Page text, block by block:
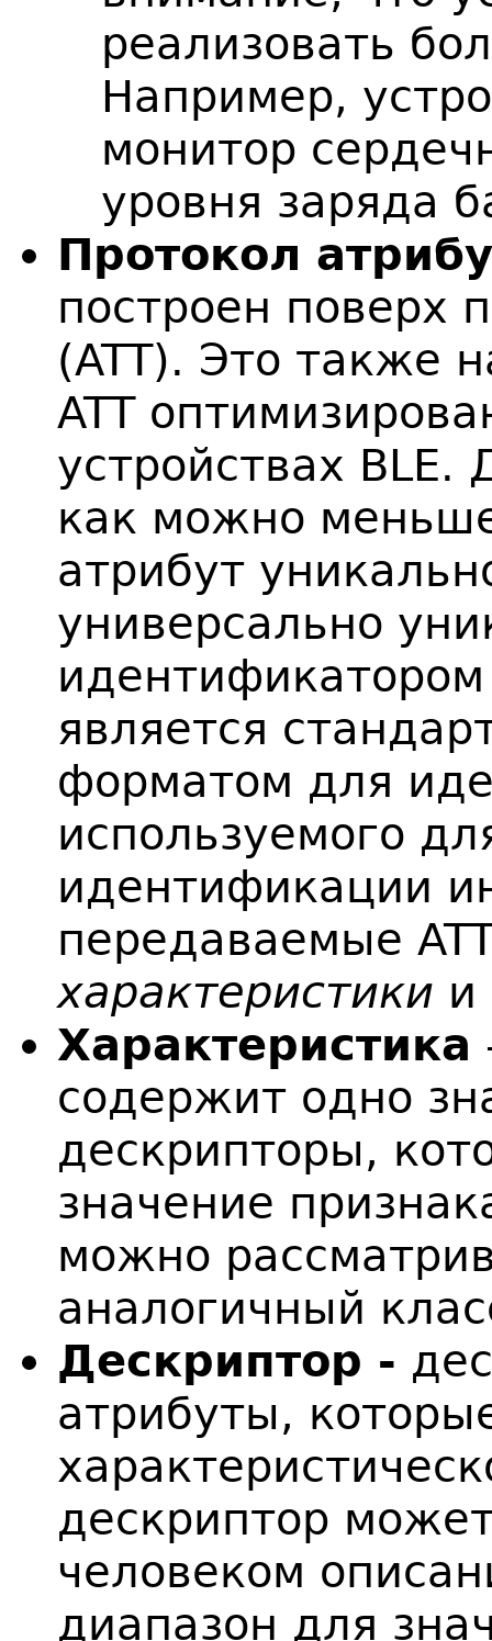
реализовать
Например,
монитор
уровня заряда
Протокол
построен поверх
(ATT). Это также
ATT
устройствах BLE.
как можно
атрибут
универсально
является
форматом для
используемого
идентификации
передаваемые
характеристики и
Характеристика
содержит одно
дескрипторы,
значение
можно
аналогичный
Дескриптор -
атрибуты,
дескриптор
человеком
диапазон для